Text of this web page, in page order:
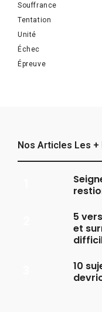
Souffrance
Tentation
Unité
Échec
Épreuve
Nos Articles Les +
5
et
10